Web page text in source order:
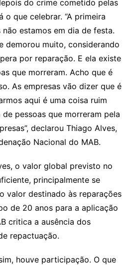
do crime cometido pelas
o que celebrar. “A primeira
estamos em dia de festa.
demorou muito, considerando
por reparação. E ela existe
que morreram. Acho que é
As empresas vão dizer que é
aqui é uma coisa ruim
pessoas que morreram pela
declarou Thiago Alves,
Nacional do MAB.
o valor global previsto no
principalmente se
valor destinado às reparações
de 20 anos para a aplicação
critica a ausência dos
repactuação.
houve participação. O que